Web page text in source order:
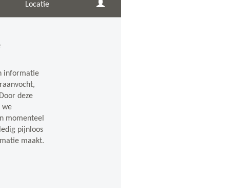
Locatie
informatie
deze
we
momenteel
pijnloos
maakt.